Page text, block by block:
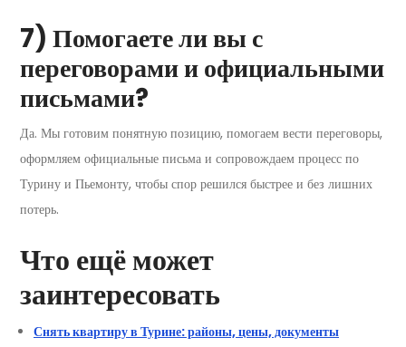
7) Помогаете ли вы с
переговорами и официальными
письмами?
Да. Мы готовим понятную позицию, помогаем вести переговоры,
оформляем официальные письма и сопровождаем процесс по
Турину и Пьемонту, чтобы спор решился быстрее и без лишних
потерь.
Что ещё может
заинтересовать
Снять квартиру в Турине: районы, цены, документы